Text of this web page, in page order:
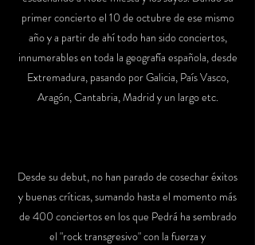
primer concierto el 10 de octubre de ese mismo
año y a partir de ahí todo han sido conciertos,
innumerables en toda la geografía española, desde
Extremadura, pasando por Galicia, País Vasco,
Aragón, Cantabria, Madrid y un largo etc.
Desde su debut, no han parado de cosechar éxitos
y buenas críticas, sumando hasta el momento más
de 400 conciertos en los que Pedrá ha sembrado
el "rock transgresivo" con la fuerza y